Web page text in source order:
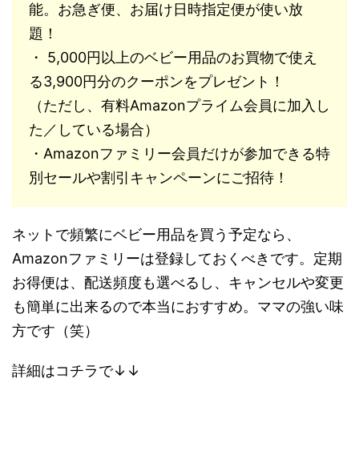
能。お急ぎ便、お届け日時指定便が使い放
題！
・ 5,000円以上のベビー用品のお買物で使え
る3,900円分のクーポンをプレゼント！
（ただし、有料Amazonプライム会員に加入し
た／している場合）
・Amazonファミリー会員だけが参加できる特
別セールや割引キャンペーンにご招待！
ネットで頻繁にベビー用品を買う予定なら、
Amazonファミリーは登録しておくべきです。定期
お得便は、配送頻度も選べるし、キャンセルや変更
も簡単に出来るので本当におすすめ。ママの強い味
方です（笑）
詳細はコチラで↓↓